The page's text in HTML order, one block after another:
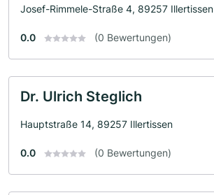
Josef-Rimmele-Straße 4, 89257 Illertissen
0.0 (0 Bewertungen)
Dr. Ulrich Steglich
Hauptstraße 14, 89257 Illertissen
0.0 (0 Bewertungen)